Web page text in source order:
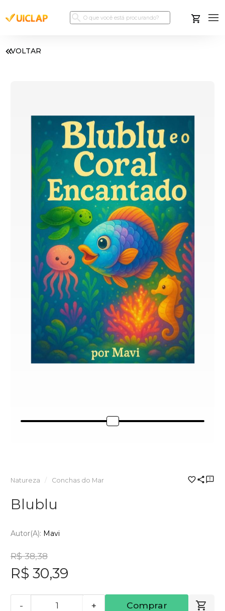
VOLTAR
Natureza Conchas do Mar
Blublu
Autor(a): Mavi
R$ 38,38
R$ 30,39
- + Comprar